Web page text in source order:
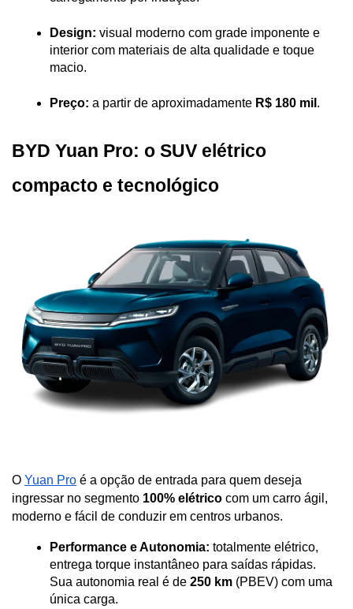
Design: visual moderno com grade imponente e
interior com materiais de alta qualidade e toque
macio.
Preço: a partir de aproximadamente R$ 180 mil .
BYD Yuan Pro: o SUV elétrico
compacto e tecnológico
O Yuan Pro é a opção de entrada para quem deseja
ingressar no segmento 100% elétrico com um carro ágil,
moderno e fácil de conduzir em centros urbanos.
Performance e Autonomia: totalmente elétrico,
entrega torque instantâneo para saídas rápidas.
Sua autonomia real é de 250 km (PBEV) com uma
única carga.